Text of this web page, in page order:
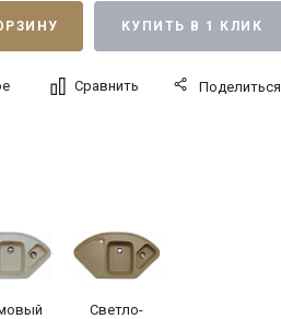
КУПИТЬ В 1 КЛИК
Сравнить Поделиться
Светло-